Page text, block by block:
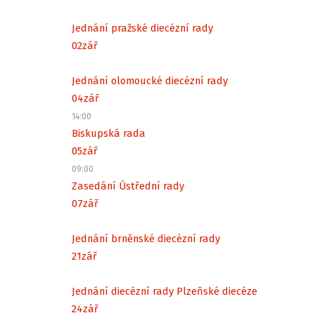
Jednání pražské diecézní rady
02zář
Jednání olomoucké diecézní rady
04zář
14:00
Biskupská rada
05zář
09:00
Zasedání Ústřední rady
07zář
Jednání brněnské diecézní rady
21zář
Jednání diecézní rady Plzeňské diecéze
24zář